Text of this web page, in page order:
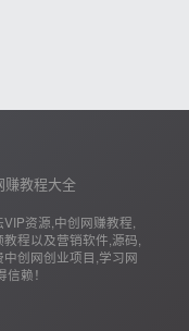
赚教程大全
资源,中创网赚教程,
程以及营销软件,源码,
创网创业项目,学习网
赖！